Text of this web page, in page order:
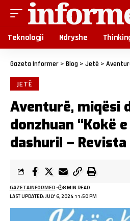
Teknologji Ndryshe
Gazeta Informer > Blog > Jetë > Aventurë,
JETË
Aventurë, miqësi
donzhuan “Kokë
dashuri! – Revista
LAST UPDATED: JULY 6, 2024 11:50 PM
GAZETAINFORMER 8 MIN READ